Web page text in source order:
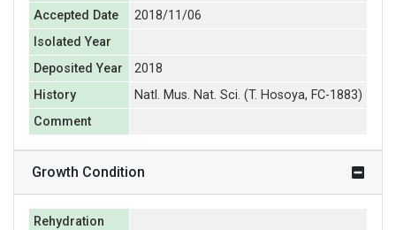
Accepted Date
2018/11/06
Isolated Year
Deposited Year
2018
History
Natl. Mus. Nat. Sci. (T. Hosoya, FC-1883)
Comment
Growth Condition
Rehydration